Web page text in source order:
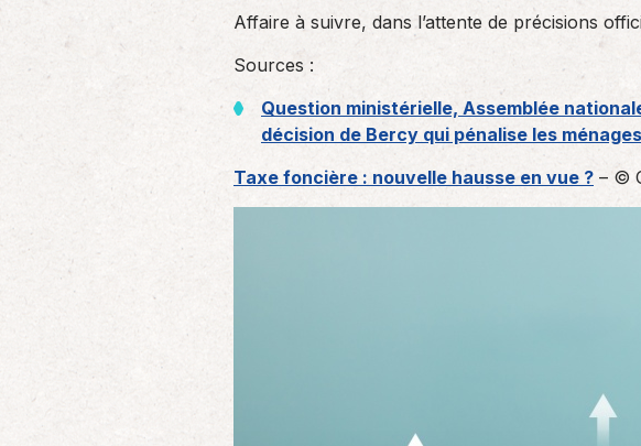
Affaire à suivre, dans l’attente de précisions
Sources :
Question ministérielle, Assemblée
décision de Bercy qui pénalise les
Taxe foncière : nouvelle hausse en vue ? – ©